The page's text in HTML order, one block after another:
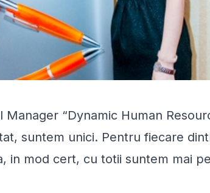
“Dynamic Human
suntem unici. Pentru fiecare
in mod cert, cu totii suntem mai